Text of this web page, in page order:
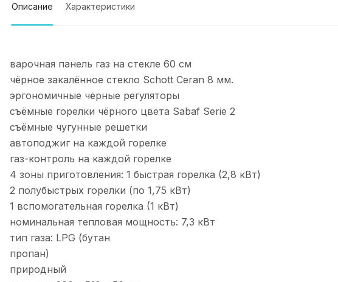
Описание Характеристики
варочная панель газ на стекле 60 см
чёрное закалённое стекло Schott Ceran 8 мм.
эргономичные чёрные регуляторы
съёмные горелки чёрного цвета Sabaf Serie 2
съёмные чугунные решетки
автоподжиг на каждой горелке
газ-контроль на каждой горелке
4 зоны приготовления: 1 быстрая горелка (2,8 кВт)
2 полубыстрых горелки (по 1,75 кВт)
1 вспомогательная горелка (1 кВт)
номинальная тепловая мощность: 7,3 кВт
тип газа: LPG (бутан
пропан)
природный